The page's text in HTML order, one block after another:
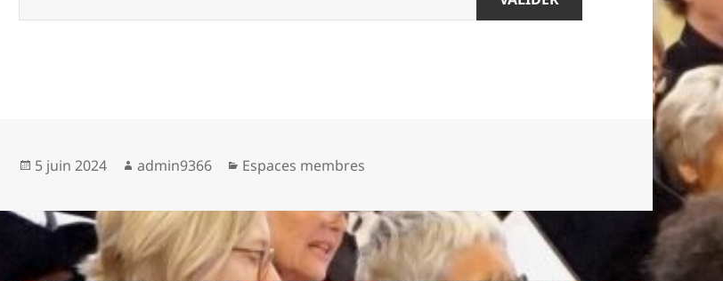
Publié
5 juin 2024 Auteur
admin9366 Catégories
Espaces membres